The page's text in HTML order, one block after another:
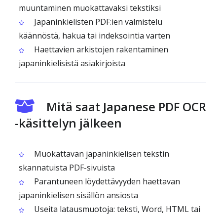
muuntaminen muokattavaksi tekstiksi
Japaninkielisten PDF:ien valmistelu
käännöstä, hakua tai indeksointia varten
Haettavien arkistojen rakentaminen
japaninkielisistä asiakirjoista
Mitä saat Japanese PDF OCR
-käsittelyn jälkeen
Muokattavan japaninkielisen tekstin
skannatuista PDF-sivuista
Parantuneen löydettävyyden haettavan
japaninkielisen sisällön ansiosta
Useita latausmuotoja: teksti, Word, HTML tai